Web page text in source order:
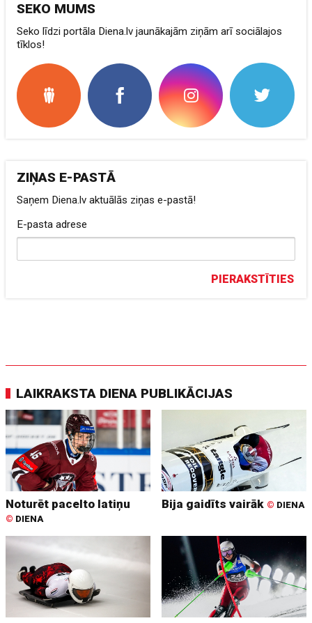
SEKO MUMS
Seko līdzi portāla Diena.lv jaunākajām ziņām arī sociālajos
tīklos!
ZIŅAS E-PASTĀ
Saņem Diena.lv aktuālās ziņas e-pastā!
E-pasta adrese
PIERAKSTĪTIES
LAIKRAKSTA DIENA PUBLIKĀCIJAS
Noturēt pacelto latiņu
© DIENA
Bija gaidīts vairāk © DIENA